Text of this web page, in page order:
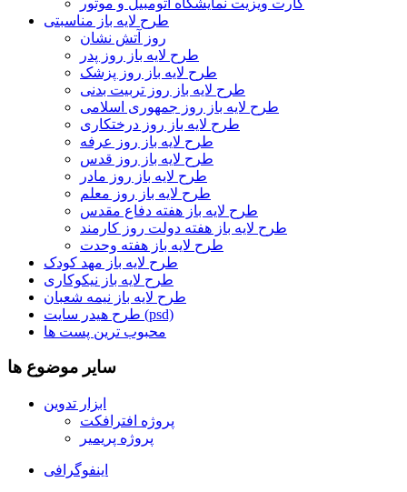
کارت ویزیت نمایشگاه اتومبیل و موتور
طرح لایه باز مناسبتی
روز آتش نشان
طرح لایه باز روز پدر
طرح لایه باز روز پزشک
طرح لایه باز روز تربیت بدنی
طرح لایه باز روز جمهوری اسلامی
طرح لایه باز روز درختکاری
طرح لایه باز روز عرفه
طرح لایه باز روز قدس
طرح لایه باز روز مادر
طرح لایه باز روز معلم
طرح لایه باز هفته دفاع مقدس
طرح لایه باز هفته دولت روز کارمند
طرح لایه باز هفته وحدت
طرح لایه باز مهد کودک
طرح لایه باز نیکوکاری
طرح لایه باز نیمه شعبان
طرح هیدر سایت (psd)
محبوب ترین پست ها
سایر موضوع ها
ابزار تدوین
پروژه افترافکت
پروژه پریمیر
اینفوگرافی